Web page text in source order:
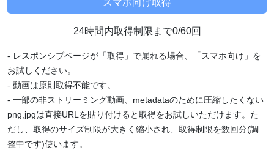
24時間内取得制限まで0/60回
- レスポンシブページが「取得」で崩れる場合、「スマホ向け」を
お試しください。
- 動画は原則取得不能です。
- 一部の非ストリーミング動画、metadataのために圧縮したくない
png,jpgは直接URLを貼り付けると取得をお試しいただけます。た
だし、取得のサイズ制限が大きく縮小され、取得制限を数回分(調
整中です)使います。